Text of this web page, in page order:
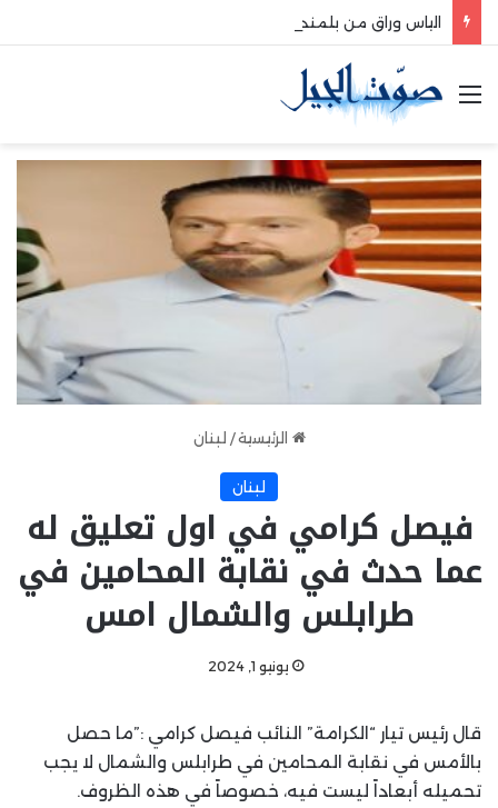
القائمة
الرئيسية / لبنان
لبنان
فيصل كرامي في اول تعليق له
عما حدث في نقابة المحامين في
طرابلس والشمال امس
يونيو 1, 2024
قال رئيس تيار “الكرامة” النائب فيصل كرامي :”ما حصل
بالأمس في نقابة المحامين في طرابلس والشمال لا يجب
تحميله أبعاداً ليست فيه، خصوصاً في هذه الظروف.